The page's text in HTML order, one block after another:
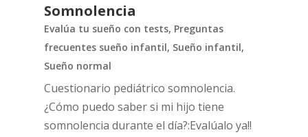
Somnolencia
Evalúa tu sueño con tests, Preguntas
frecuentes sueño infantil, Sueño infantil,
Sueño normal
Cuestionario pediátrico somnolencia.
¿Cómo puedo saber si mi hijo tiene
somnolencia durante el día?:Evalúalo ya!!